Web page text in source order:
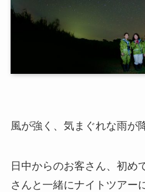
風が強く、気まぐれな雨が
日中からのお客さん、初め
さんと一緒にナイトツアー